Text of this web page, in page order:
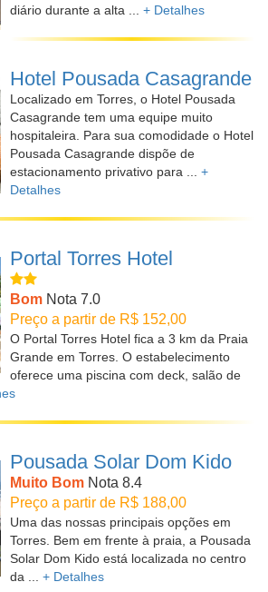
diário durante a alta ... + Detalhes
Hotel Pousada Casagrande
Localizado em Torres, o Hotel Pousada
Casagrande tem uma equipe muito
hospitaleira. Para sua comodidade o Hotel
Pousada Casagrande dispõe de
estacionamento privativo para ... +
Detalhes
Portal Torres Hotel
Bom Nota 7.0
Preço a partir de R$ 152,00
O Portal Torres Hotel fica a 3 km da Praia
Grande em Torres. O estabelecimento
oferece uma piscina com deck, salão de
Pousada Solar Dom Kido
Muito Bom Nota 8.4
Preço a partir de R$ 188,00
Uma das nossas principais opções em
Torres. Bem em frente à praia, a Pousada
Solar Dom Kido está localizada no centro
da ... + Detalhes